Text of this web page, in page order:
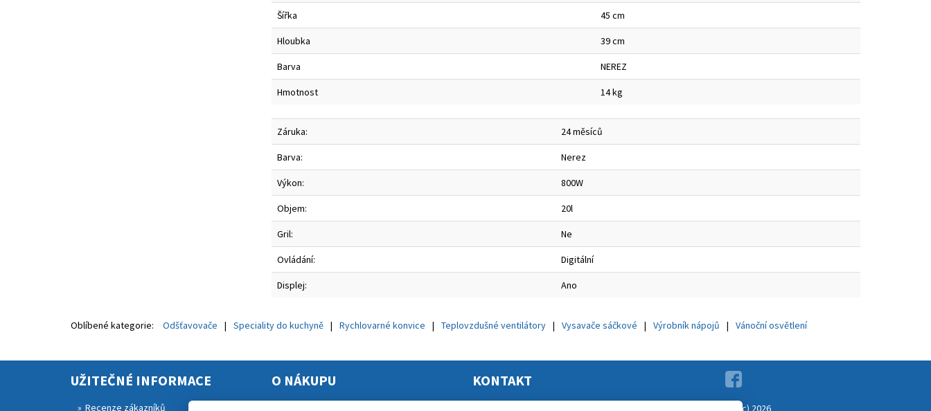
Šířka 45 cm
Hloubka 39 cm
Barva NEREZ
Hmotnost 14 kg
Záruka: 24 měsíců
Barva: Nerez
Výkon: 800W
Objem: 20l
Gril: Ne
Ovládání: Digitální
Displej: Ano
Oblíbené kategorie: Odšťavovače Speciality do kuchyně Rychlovarné konvice Teplovzdušné ventilátory Vysavače sáčkové Výrobník nápojů Vánoční osvětlení
UŽITEČNÉ INFORMACE
Recenze zákazníků
O NÁKUPU KONTAKT
Copyright (c) 2026